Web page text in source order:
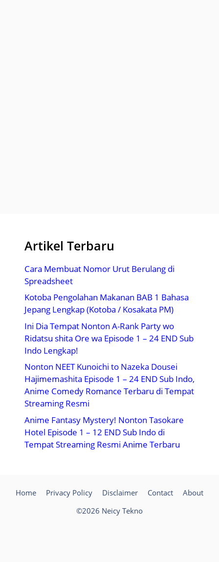
Artikel Terbaru
Cara Membuat Nomor Urut Berulang di
Spreadsheet
Kotoba Pengolahan Makanan BAB 1 Bahasa
Jepang Lengkap (Kotoba / Kosakata PM)
Ini Dia Tempat Nonton A-Rank Party wo
Ridatsu shita Ore wa Episode 1 – 24 END Sub
Indo Lengkap!
Nonton NEET Kunoichi to Nazeka Dousei
Hajimemashita Episode 1 – 24 END Sub Indo,
Anime Comedy Romance Terbaru di Tempat
Streaming Resmi
Anime Fantasy Mystery! Nonton Tasokare
Hotel Episode 1 – 12 END Sub Indo di
Tempat Streaming Resmi Anime Terbaru
Home Privacy Policy Disclaimer Contact
About
©2026 Neicy Tekno